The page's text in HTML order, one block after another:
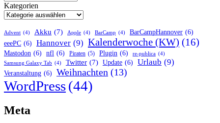
Kategorien
Advent (4) Akku (7) Apple (4) BarCamp (4) BarCampHannover (6)
eeePC (6) Hannover (9) Kalenderwoche (KW) (16)
Mastodon (6) nfl (6) Piraten (5) Plugin (6) re-publica (4)
Samsung Galaxy Tab (4) Twitter (7) Update (6) Urlaub (9)
Veranstaltung (6) Weihnachten (13)
WordPress(44)
Meta